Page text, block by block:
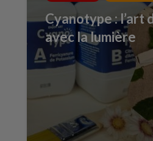
Cyanotype : l’art
avec la lumière